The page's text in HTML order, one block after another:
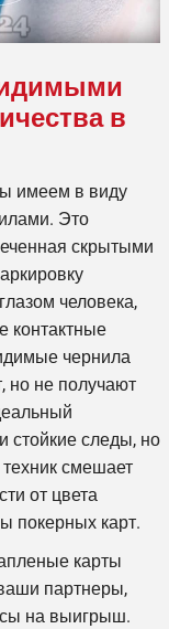
в
имеем в виду
Это
скрытыми
человека,
контактные
чернила
но не получают
стойкие следы, но
смешает
от цвета
покерных карт.
карты
партнеры,
на выигрыш.